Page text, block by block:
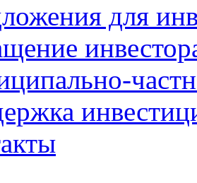
для